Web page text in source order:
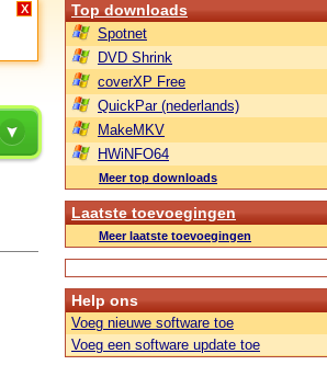
X Top downloads
Spotnet
DVD Shrink
coverXP Free
QuickPar (nederlands)
MakeMKV
HWiNFO64
Meer top downloads
Laatste toevoegingen
Meer laatste toevoegingen
Help ons
Voeg nieuwe software toe
Voeg een software update toe